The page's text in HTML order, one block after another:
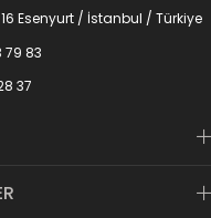
hizmet etmektedir.
Esenyurt / İstanbul / Türkiye
79 83
37